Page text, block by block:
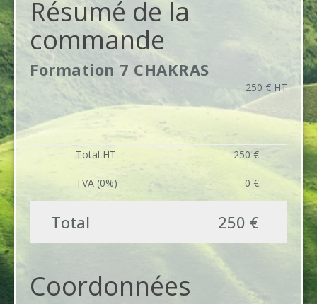
Résumé de la
commande
Formation 7 CHAKRAS
250 € HT
Total HT 250 €
TVA (0%) 0 €
Total 250 €
Coordonnées